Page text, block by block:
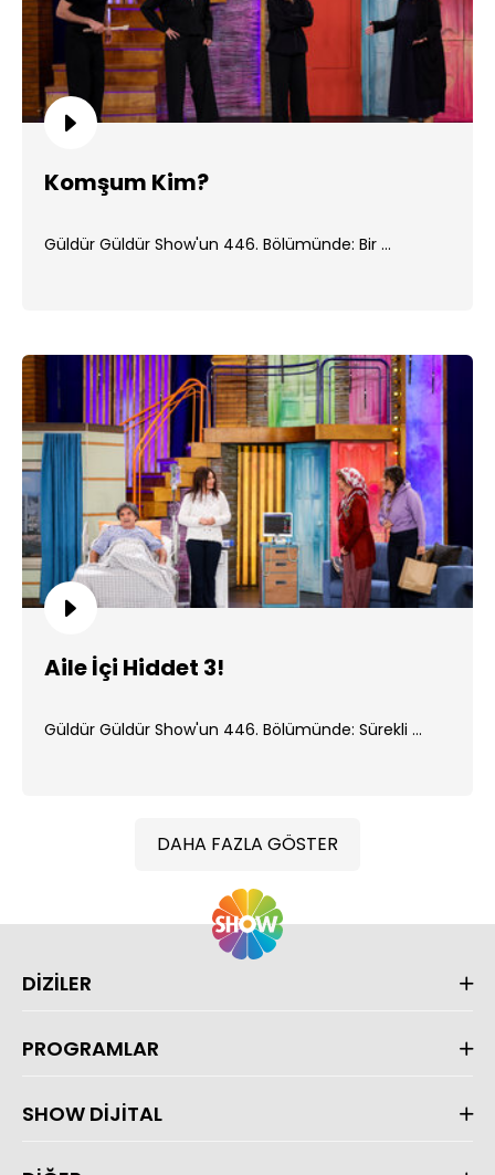
Komşum Kim?
Güldür Güldür Show'un 446. Bölümünde: Bir ...
Aile İçi Hiddet 3!
Güldür Güldür Show'un 446. Bölümünde: Sürekli ...
DAHA FAZLA GÖSTER
DİZİLER
PROGRAMLAR
SHOW DİJİTAL